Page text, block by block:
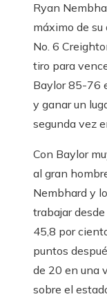
Ryan
máximo de su
No. 6
tiro para
Baylor 85-76
y ganar un
segunda vez
Con Baylor
al gran
Nembhard y
trabajar
45,8 por
puntos
de 20 en una
sobre el